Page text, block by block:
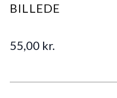
BILLEDE
55,00 kr.